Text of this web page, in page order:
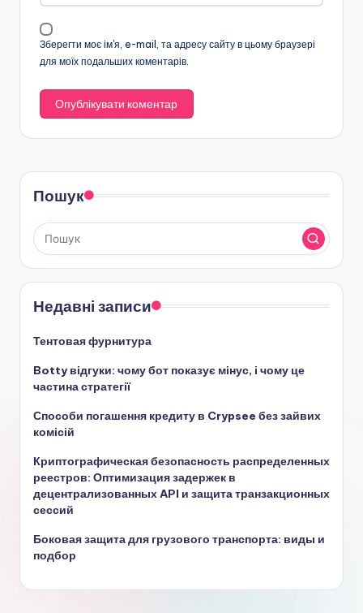
Зберегти моє ім'я, e-mail, та адресу сайту в цьому браузері
для моїх подальших коментарів.
Пошук
Недавні записи
Тентовая фурнитура
Botty відгуки: чому бот показує мінус, і чому це
частина стратегії
Способи погашення кредиту в Crypsee без зайвих
комісій
Криптографическая безопасность распределенных
реестров: Оптимизация задержек в
децентрализованных API и защита транзакционных
сессий
Боковая защита для грузового транспорта: виды и
подбор